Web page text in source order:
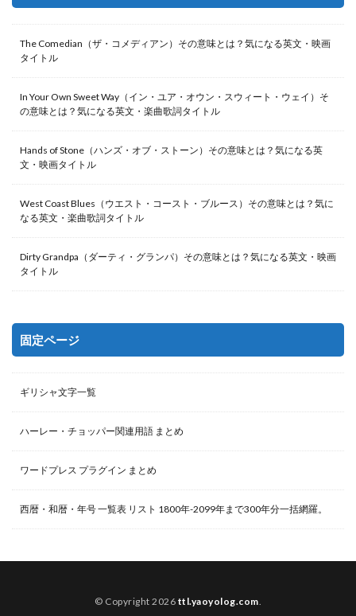
The Comedian（ザ・コメディアン）その意味とは？気になる英文・映画
タイトル
In Your Own Sweet Way（イン・ユア・オウン・スウィート・ウェイ）そ
の意味とは？気になる英文・楽曲歌詞タイトル
Hands of Stone（ハンズ・オブ・ストーン）その意味とは？気になる英
文・映画タイトル
West Coast Blues（ウエスト・コースト・ブルース）その意味とは？気に
なる英文・楽曲歌詞タイトル
Dirty Grandpa（ダーティ・グランパ）その意味とは？気になる英文・映画
タイトル
固定ページ
ギリシャ文字一覧
ハーレー・チョッパー関連用語 まとめ
ワードプレス プラグイン まとめ
西暦・和暦・年号 一覧表 リスト 1800年-2099年まで300年分一括網羅。
© Copyright 2026 ttl.yaoyolog.com.